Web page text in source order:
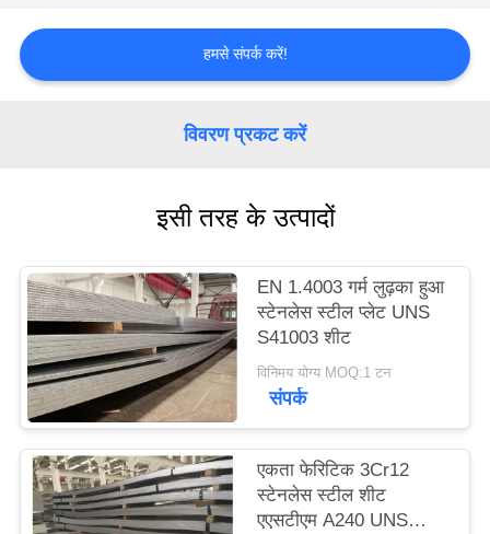
एक
उद्धरण
साइटमैप
PRIVACY
POLICY
हमसे संपर्क करें!
विवरण प्रकट करें
इसी तरह के उत्पादों
EN 1.4003 गर्म लुढ़का हुआ
स्टेनलेस स्टील प्लेट UNS
S41003 शीट
विनिमय योग्य MOQ:1 टन
संपर्क
एकता फेरिटिक 3Cr12
स्टेनलेस स्टील शीट
एएसटीएम A240 UNS